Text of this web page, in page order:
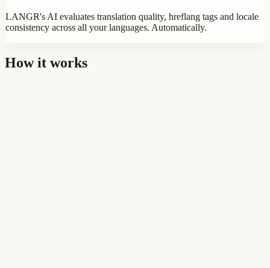
LANGR's AI evaluates translation quality, hreflang tags and locale
consistency across all your languages. Automatically.
How it works